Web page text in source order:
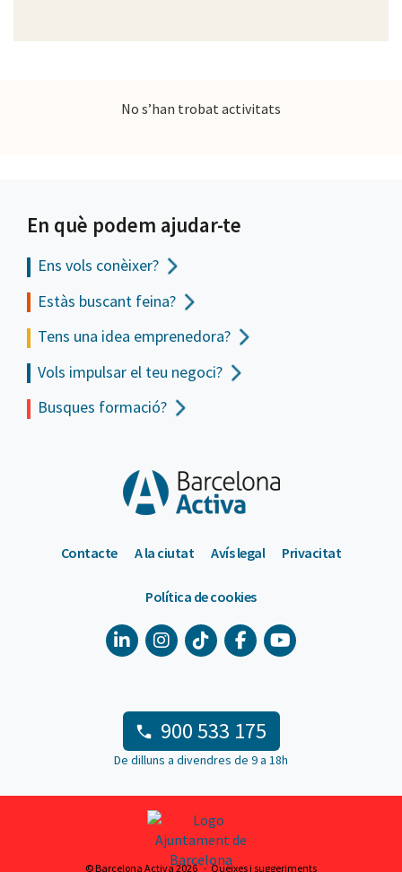
No s’han trobat activitats
En què podem ajudar-te
Ens vols conèixer?
Estàs buscant feina?
Tens una idea emprenedora?
Vols impulsar el teu negoci?
Busques formació?
Contacte A la ciutat Avís legal Privacitat
Política de cookies
900 533 175
De dilluns a divendres de 9 a 18h
© Barcelona Activa 2026 Queixes i suggeriments